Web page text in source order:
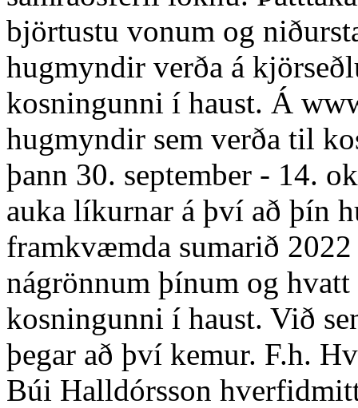
björtustu vonum og
hugmyndir verða á
kosningunni í haust. Á
hugmyndir sem verða til
þann 30. september - 14.
auka líkurnar á því að þín
framkvæmda sumarið
nágrönnum þínum og
kosningunni í haust. Við
þegar að því kemur. F.h.
Búi Halldórsson